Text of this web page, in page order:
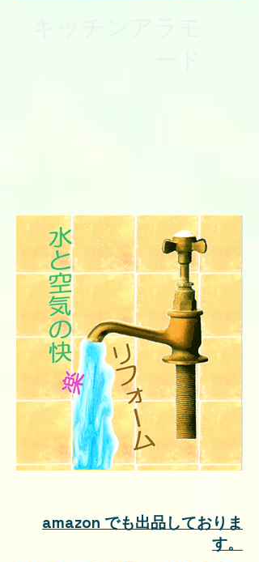
amazon でも出品しておりま
す。